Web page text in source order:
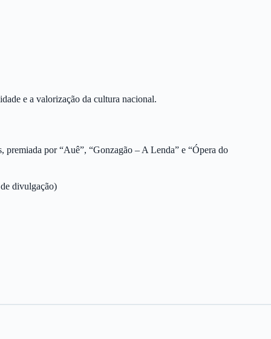
e a valorização da cultura nacional.
premiada por “Auê”, “Gonzagão – A Lenda” e “Ópera do
divulgação)